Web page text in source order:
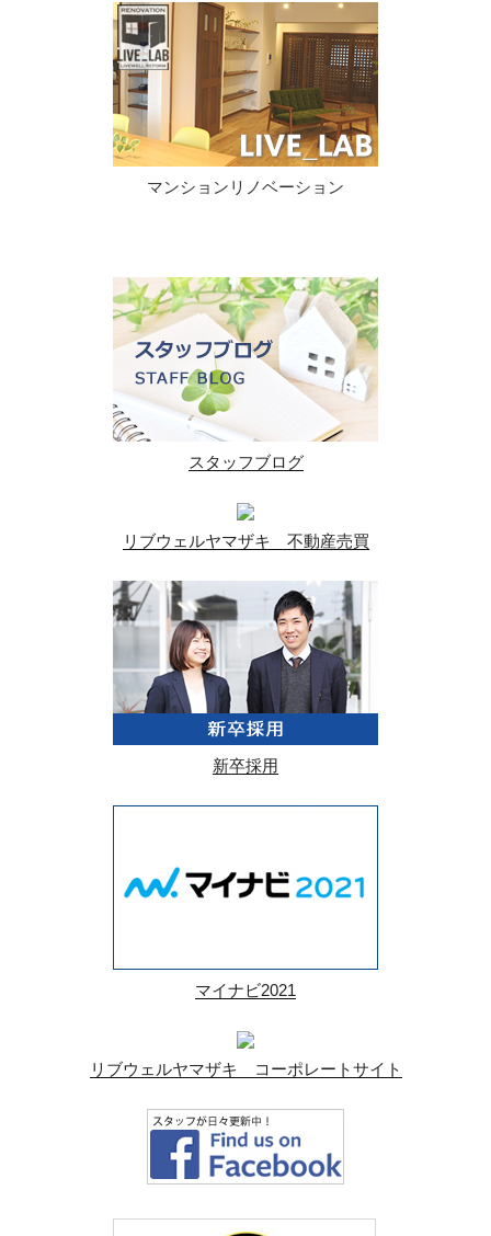
マンションリノベーション
スタッフブログ
リブウェルヤマザキ 不動産売買
新卒採用
マイナビ2021
リブウェルヤマザキ コーポレートサイト